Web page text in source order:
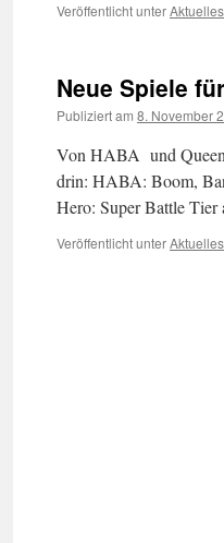
Veröffentlicht unterAktuelles
Neue Spiele
Publiziert am 8. November
Von HABA und Queen
drin: HABA: Boom,
Hero: Super Battle
Veröffentlicht unterAktuelles